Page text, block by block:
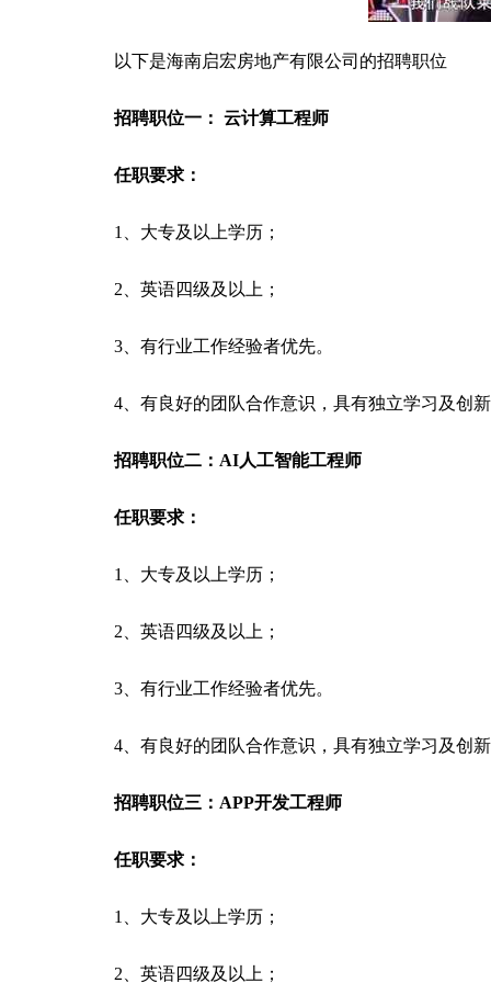
以下是海南启宏房地产有限公司的招聘职位
招聘职位一： 云计算工程师
任职要求：
1、大专及以上学历；
2、英语四级及以上；
3、有行业工作经验者优先。
4、有良好的团队合作意识，具有独立学习及创
招聘职位二：AI人工智能工程师
任职要求：
1、大专及以上学历；
2、英语四级及以上；
3、有行业工作经验者优先。
4、有良好的团队合作意识，具有独立学习及创
招聘职位三：APP开发工程师
任职要求：
1、大专及以上学历；
2、英语四级及以上；